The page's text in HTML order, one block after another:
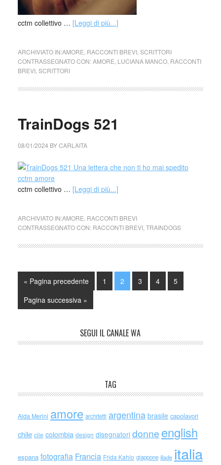
cctm collettivo … [Leggi di più...]
ARCHIVIATO IN:AMORE RACCONTI BREVI, SCRITTORI
CONTRASSEGNATO CON:AMORE LUCIANA MANCO, RACCONTI
BREVI, SCRITTORI
TrainDogs 521
08/01/2024 BYCARLAITA
cctm collettivo … [Leggi di più...]
ARCHIVIATO IN:AMORE RACCONTI BREVI
CONTRASSEGNATO CON: RACCONTI BREVI, TRAINDOGS
« Pagina precedente 1 2 3 4
5
Pagina successiva »
SEGUI IL CANALE WA
TAG
Alda Merini amore architetti argentina brasile capolavori
chile cile colombia design disegnatori donne english
espana fotografia Francia Frida Kahlo giappone iliade italia